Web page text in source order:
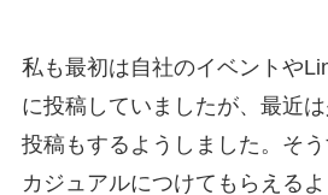
私も最初は自社のイベントや
に投稿していましたが、最近
投稿もするようしました。そ
カジュアルにつけてもらえる